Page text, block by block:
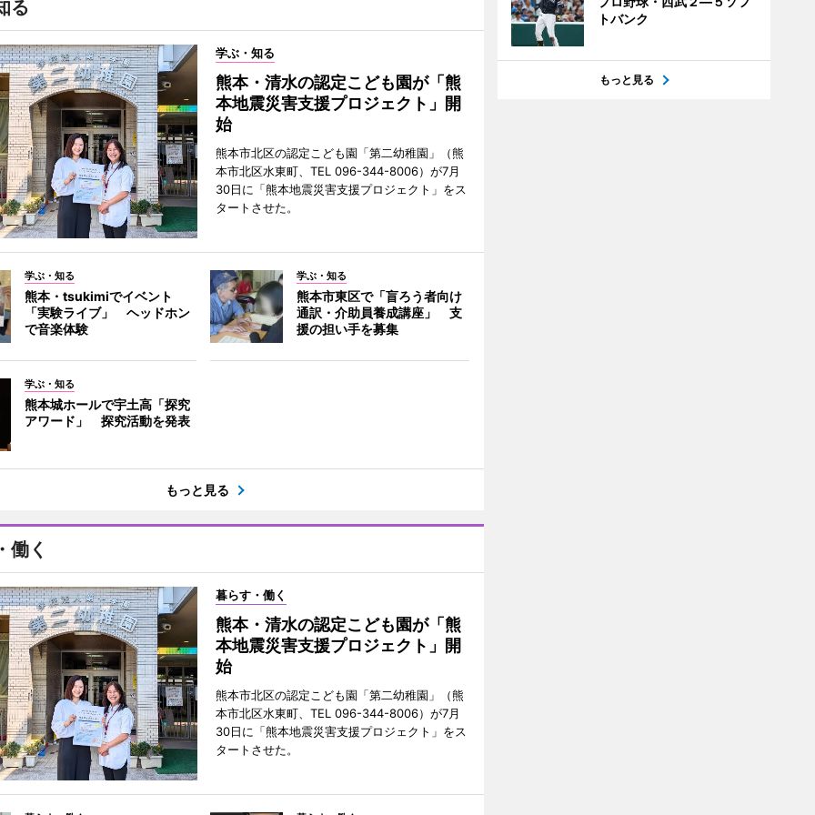
る
学ぶ・知る
熊本・清水の認定こども園が「熊
本地震災害支援プロジェクト」開
始
熊本市北区の認定こども園「第二幼稚園」（熊
本市北区水東町、TEL 096-344-8006）が7月
30日に「熊本地震災害支援プロジェクト」をス
タートさせた。
学ぶ・知る
熊本・tsukimiでイベント
「実験ライブ」 ヘッドホン
で音楽体験
学ぶ・知る
熊本市東区で「盲ろう者向け
通訳・介助員養成講座」 支
援の担い手を募集
学ぶ・知る
熊本城ホールで宇土高「探究
アワード」 探究活動を発表
もっと見る
働く
暮らす・働く
熊本・清水の認定こども園が「熊
本地震災害支援プロジェクト」開
始
熊本市北区の認定こども園「第二幼稚園」（熊
本市北区水東町、TEL 096-344-8006）が7月
30日に「熊本地震災害支援プロジェクト」をス
タートさせた。
トバンク
もっと見る